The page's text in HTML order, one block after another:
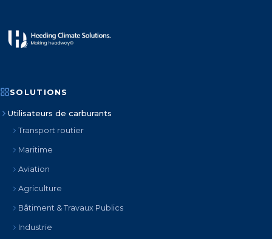
SOLUTIONS
Utilisateurs de carburants
Transport routier
Maritime
Aviation
Agriculture
Bâtiment & Travaux Publics
Industrie